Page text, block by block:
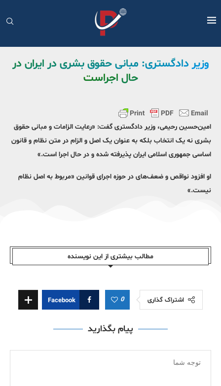
وزیر دادگستری: مبانی حقوق بشری در ایران در
حال اجراست
امین‌حسین رحیمی، وزیر دادگستری گفت: «رعایت الزامات و مبانی حقوق
بشری نه یک انتخاب بلکه به عنوان یک اصل و الزام در متن نظام و قانون
اساسی جمهوری اسلامی ایران پذیرفته شده و در حال اجرا است.»
او افزود نواقص و ضعف‌های در حوزه اجرای قوانین «مربوط به اصل نظام
نیست.»
مطالب بیشتری از این نویسندە
اشتراک گذاری 0
Facebook
پیام بگذارید